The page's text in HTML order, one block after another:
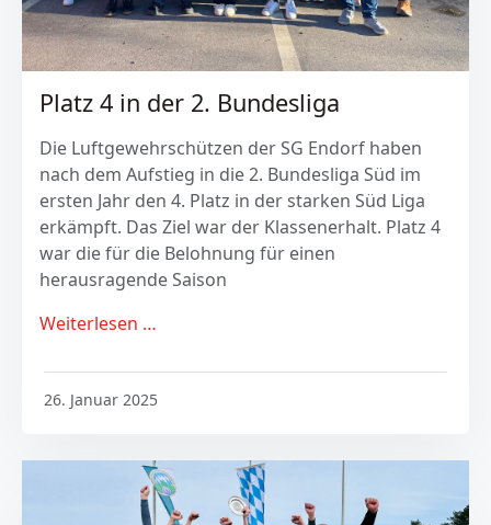
Platz 4 in der 2. Bundesliga
Die Luftgewehrschützen der SG Endorf haben
nach dem Aufstieg in die 2. Bundesliga Süd im
ersten Jahr den 4. Platz in der starken Süd Liga
erkämpft. Das Ziel war der Klassenerhalt. Platz 4
war die für die Belohnung für einen
herausragende Saison
Weiterlesen …
26. Januar 2025